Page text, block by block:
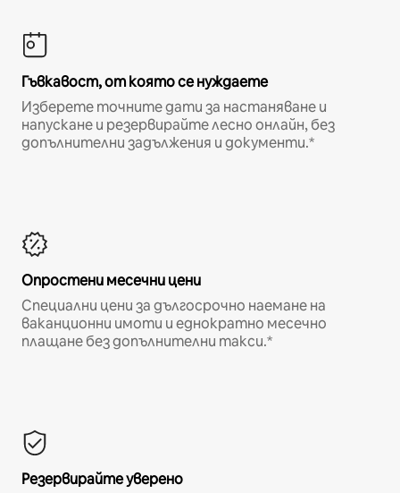
Гъвкавост, от която се нуждаете
Изберете точните дати за настаняване и
напускане и резервирайте лесно онлайн, без
допълнителни задължения и документи.*
Опростени месечни цени
Специални цени за дългосрочно наемане на
ваканционни имоти и еднократно месечно
плащане без допълнителни такси.*
Резервирайте уверено